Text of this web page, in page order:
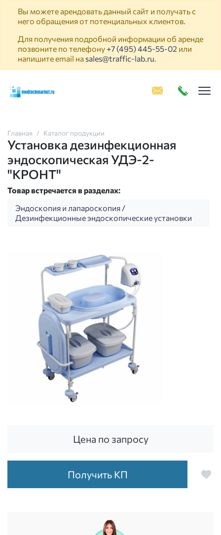
Вы можете арендовать данный сайт и получать с
него обращения от потенциальных клиентов.
Для получения подробной информации об аренде
позвоните по телефону +7 (495) 445-55-02 или
напишите email на sales@traffic-lab.ru.
Главная Каталог продукции
Установка дезинфекционная
эндоскопическая УДЭ-2-
"КРОНТ"
Товар встречается в разделах:
Эндоскопия и лапароскопия /
Дезинфекционные эндоскопические установки
Цена по запросу
Получить КП